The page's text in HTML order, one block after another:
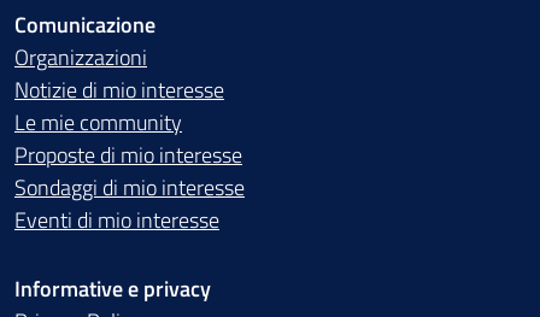
Comunicazione
Organizzazioni
Notizie di mio interesse
Le mie community
Proposte di mio interesse
Sondaggi di mio interesse
Eventi di mio interesse
Informative e privacy